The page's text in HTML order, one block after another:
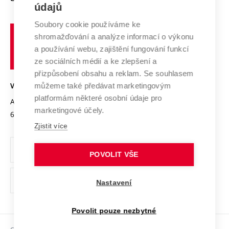
E-přihláška
Systém zajišťování kvality výzkumu
Výzkumné infrastruktury
Transfer znalostí
Open Science
Projekty
Projekty ze strukturálních fondů
Specifický výzkum
Zahraniční spolupráce
Spolupráce se školami
Služby univerzity
Mezinárodní dohody
Univerzitní sítě
Profil univerzity
Udržitelná univerzita
Podnikavá univerzita / ContriBUTe
Bezpečná univerzita
Vyznamenání
Organizační struktura
Ochrana osobních údajů
odkaz)
učení
technické
VYSOKÉ UČENÍ TECHNICKÉ V BRNĚ
Antonínská 548/1
602 00 Brno
www.vut.cz
vut@vutbr.cz
údajů
Soubory cookie používáme ke
shromažďování a analýze informací o výkonu
a používání webu, zajištění fungování funkcí
ze sociálních médií a ke zlepšení a
přizpůsobení obsahu a reklam. Se souhlasem
můžeme také předávat marketingovým
platformám některé osobní údaje pro
marketingové účely.
Zjistit více
POVOLIT VŠE
Nastavení
Povolit pouze nezbytné